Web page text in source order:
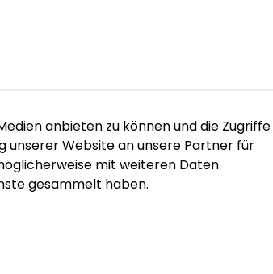
anbieten zu können und die Zugriffe
unserer Website an unsere Partner für
mit weiteren Daten
gesammelt haben.